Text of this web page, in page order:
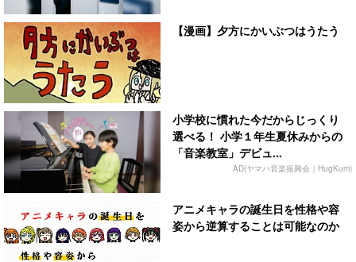
【漫画】夕方にかいぶつはうたう
小学校に慣れた今だからじっくり
選べる！ 小学１年生夏休みからの
「音楽教室」デビュ...
AD(ヤマハ音楽振興会｜HugKum)
アニメキャラの誕生日を性格や容
姿から逆算することは可能なのか